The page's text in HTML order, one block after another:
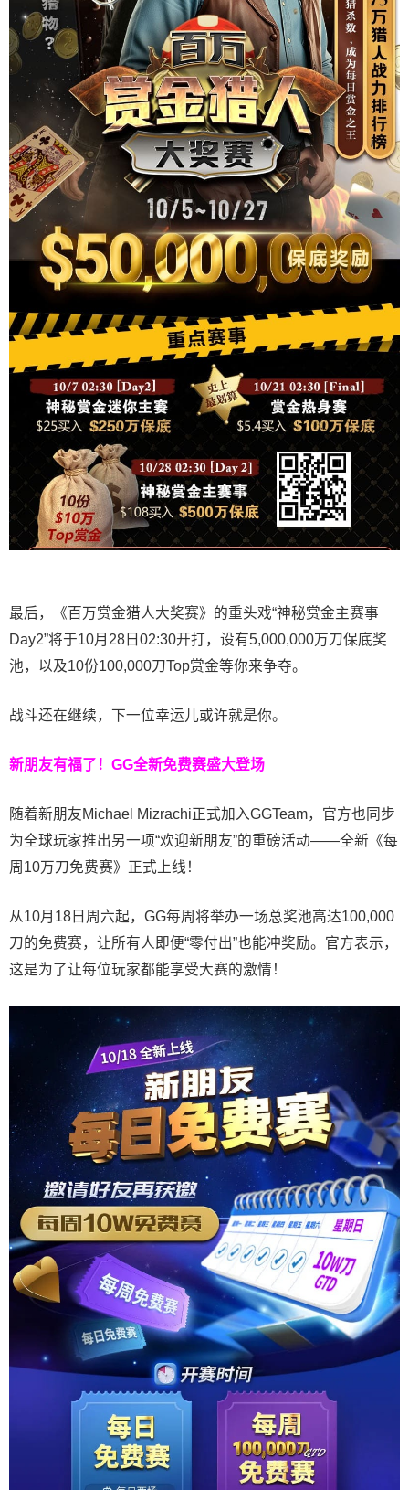
最后，《百万赏金猎人大奖赛》的重头戏“神秘赏金主赛事
Day2”将于10月28日02:30开打，设有5,000,000万刀保底奖
池，以及10份100,000刀Top赏金等你来争夺。
战斗还在继续，下一位幸运儿或许就是你。
新朋友有福了！ GG全新免费赛盛大登场
随着新朋友Michael Mizrachi正式加入GGTeam，官方也同步
为全球玩家推出另一项“欢迎新朋友”的重磅活动——全新《每
周10万刀免费赛》正式上线！
从10月18日周六起，GG每周将举办一场总奖池高达100,000
刀的免费赛，让所有人即便“零付出”也能冲奖励。官方表示，
这是为了让每位玩家都能享受大赛的激情！